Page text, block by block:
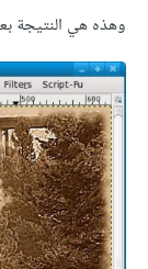
وهذه هي النتيجة